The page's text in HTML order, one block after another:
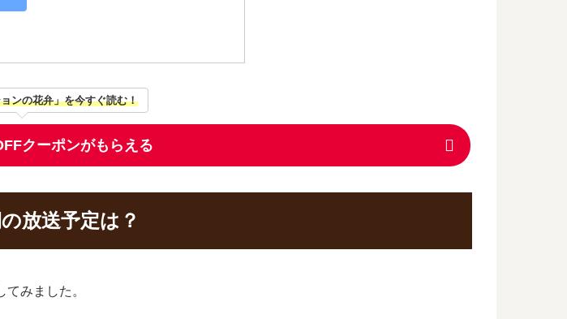
ンの花弁」を今すぐ読む！
クーポンがもらえる
放送予定は？
みました。